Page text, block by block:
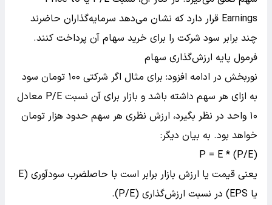
Earnings قرار دارد که نشان می‌دهد سرمایه‌گذاران حاضرند
چند برابر سود شرکت را برای خرید سهام آن پرداخت کنند.
فرمول پایه ارزش‌گذاری سهام
نوربخش در ادامه افزود: برای مثال اگر شرکتی ۱۰۰ تومان سود
به ازای هر سهم داشته باشد و بازار برای آن نسبت P/E معادل
۱۰ واحد در نظر بگیرد، ارزش نظری هر سهم حدود هزار تومان
خواهد بود. به بیان دیگر:
P = E * (P/E)
یعنی قیمت یا ارزش بازار برابر است با حاصلضرب سودآوری (E
یا EPS) در نسبت ارزش‌گذاری (P/E).